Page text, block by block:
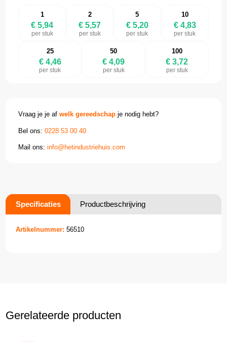
1
€ 5,94
per stuk
2
€ 5,57
per stuk
5
€ 5,20
per stuk
10
€ 4,83
per stuk
25
€ 4,46
per stuk
50
€ 4,09
per stuk
100
€ 3,72
per stuk
Vraag je je afwelk gereedschap je nodig hebt?
Bel ons:0228 53 00 40
Mail ons:info@hetindustriehuis.com
Specificaties Productbeschrijving
Artikelnummer: 56510
Gerelateerde producten